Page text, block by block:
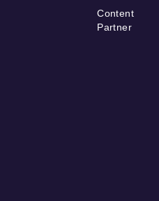
Content
Partner